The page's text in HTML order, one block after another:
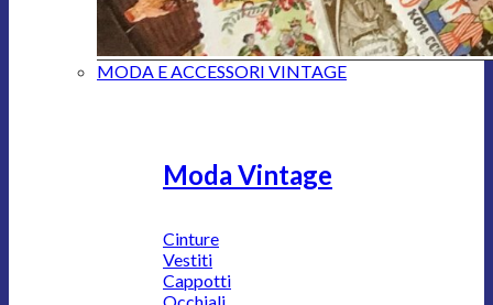
MODA E ACCESSORI VINTAGE
Moda Vintage
Cinture
Vestiti
Cappotti